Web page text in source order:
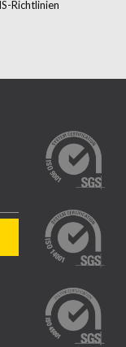
Richtlinien